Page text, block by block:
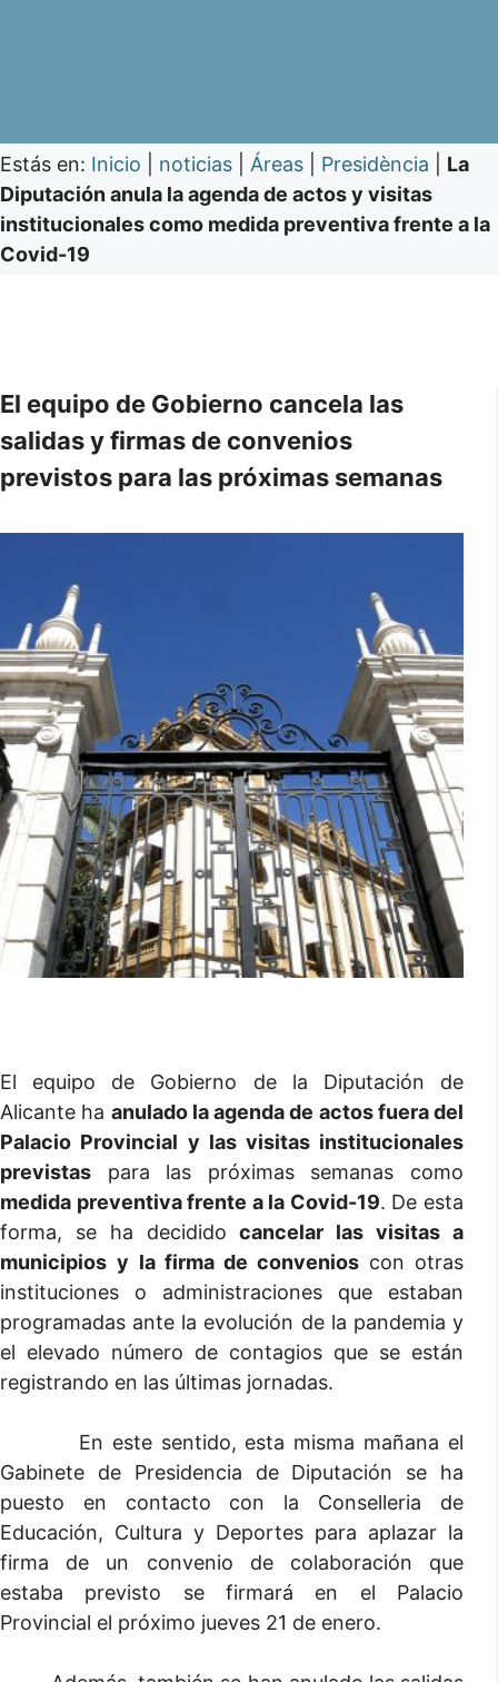
Estás en: Inicio noticias Áreas Presidència
La
Diputación anula la agenda de actos y visitas
institucionales como medida preventiva frente a la
Covid-19
El equipo de Gobierno cancela las
salidas y firmas de convenios
previstos para las próximas semanas
El equipo de Gobierno de la Diputación de
Alicante ha anulado la agenda de actos fuera del
Palacio Provincial y las visitas institucionales
previstas para las próximas semanas como
medida preventiva frente a la Covid-19. De esta
forma, se ha decididocancelar las visitas a
municipios y la firma de convenios con otras
instituciones o administraciones que estaban
programadas ante la evolución de la pandemia y
el elevado número de contagios que se están
registrando en las últimas jornadas.
En este sentido, esta misma mañana el
Gabinete de Presidencia de Diputación se ha
puesto en contacto con la Conselleria de
Educación, Cultura y Deportes para aplazar la
firma de un convenio de colaboración que
estaba previsto se firmará en el Palacio
Provincial el próximo jueves 21 de enero.